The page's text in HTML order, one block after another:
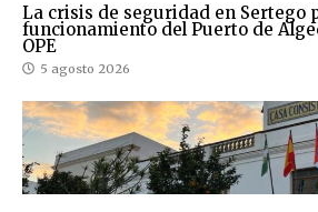
La crisis de seguridad en Sertego
funcionamiento del Puerto de
OPE
5 agosto 2026